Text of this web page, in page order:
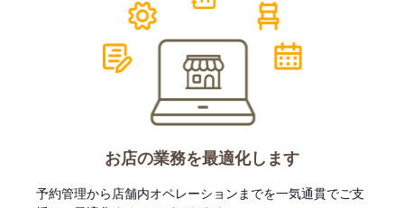
お店の業務を最適化します
予約管理から店舗内オペレーションまでを一気通貫でご支